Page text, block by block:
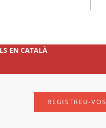
EN CATALÀ
REGISTREU-VOS